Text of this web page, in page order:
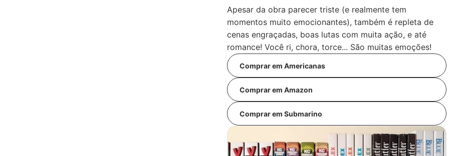
Apesar da obra parecer triste (e realmente tem
momentos muito emocionantes), também é repleta de
cenas engraçadas, boas lutas com muita ação, e até
romance! Você ri, chora, torce... São muitas emoções!
Comprar em Americanas
Comprar em Amazon
Comprar em Submarino